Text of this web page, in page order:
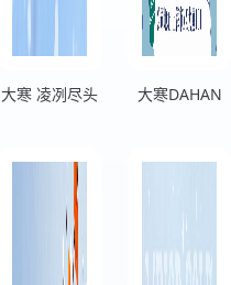
大寒 凌冽尽头 大寒DAHAN